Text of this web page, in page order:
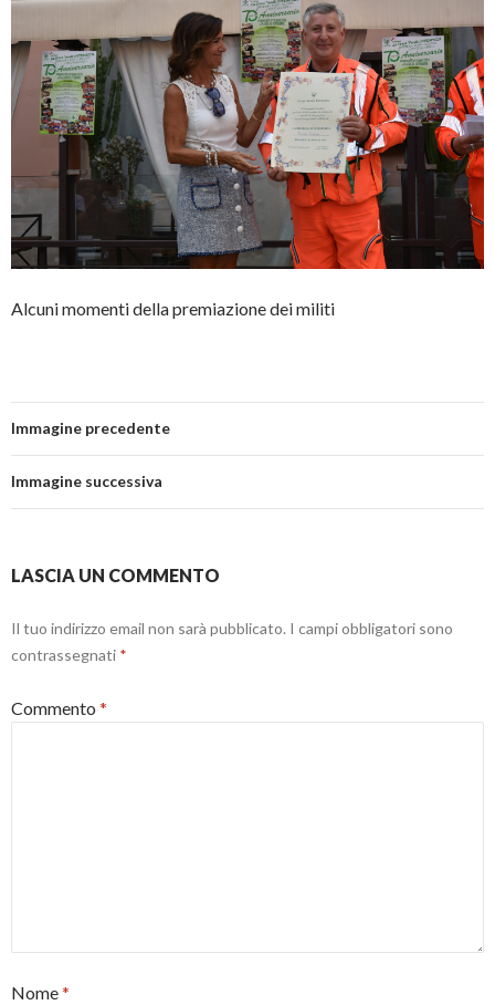
Alcuni momenti della premiazione dei militi
Immagine precedente
Immagine successiva
LASCIA UN COMMENTO
Il tuo indirizzo email non sarà pubblicato. I campi obbligatori sono
contrassegnati *
Commento *
Nome*